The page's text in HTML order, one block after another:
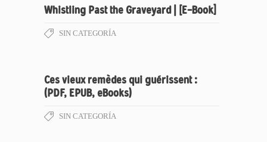
Whistling Past the Graveyard | [E-Book]
SIN CATEGORÍA
Ces vieux remèdes qui guérissent :
(PDF, EPUB, eBooks)
SIN CATEGORÍA